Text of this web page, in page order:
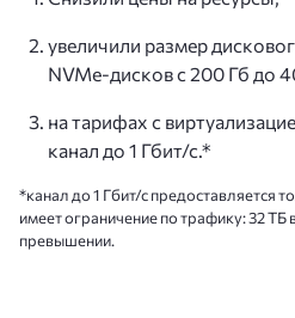
увеличили размер
NVMe-дисков с 200 Гб до
на тарифах с
канал до 1 Гбит/с.*
*канал до 1 Гбит/с предоставляется
имеет ограничение по трафику: 32 ТБ
превышении.